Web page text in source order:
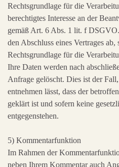
Rechtsgrundlage für die
berechtigtes Interesse an der
gemäß Art. 6 Abs. 1 lit. f
den Abschluss eines Vertrages ab,
Rechtsgrundlage für die
Ihre Daten werden nach
Anfrage gelöscht. Dies ist der
entnehmen lässt, dass der
geklärt ist und sofern keine
entgegenstehen.
5) Kommentarfunktion
Im Rahmen der
neben Ihrem Kommentar auch